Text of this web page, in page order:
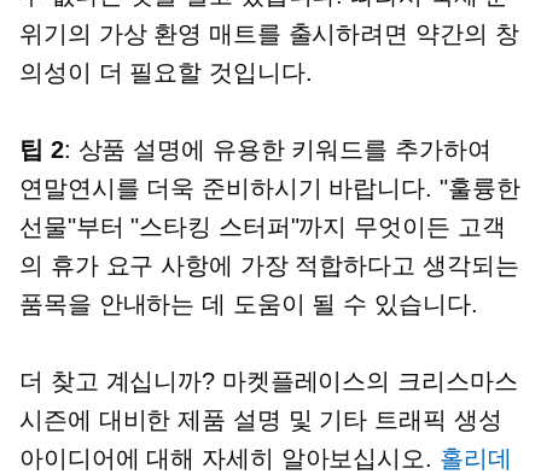
위기의 가상 환영 매트를 출시하려면 약간의 창
의성이 더 필요할 것입니다.
팁 2: 상품 설명에 유용한 키워드를 추가하여
연말연시를 더욱 준비하시기 바랍니다. "훌륭한
선물"부터 "스타킹 스터퍼"까지 무엇이든 고객
의 휴가 요구 사항에 가장 적합하다고 생각되는
품목을 안내하는 데 도움이 될 수 있습니다.
더 찾고 계십니까? 마켓플레이스의 크리스마스
시즌에 대비한 제품 설명 및 기타 트래픽 생성
아이디어에 대해 자세히 알아보십시오. 홀리데